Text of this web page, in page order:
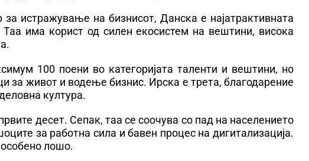
истражување на бизнисот, Данска е најатрактивната
има корист од силен екосистем на вештини, висока
100 поени во категоријата таленти и вештини, но
за живот и водење бизнис. Ирска е трета, благодарение
култура.
десет. Сепак, таа се соочува со пад на населението
за работна сила и бавен процес на дигитализација.
лошо.